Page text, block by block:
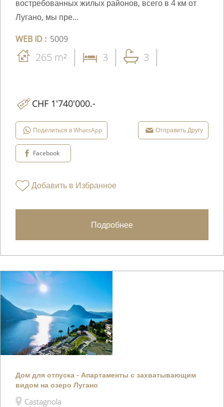
востребованных жилых районов, всего в 4 км от
Лугано, мы пре...
WEB ID : 5009
265 m² 3 3
CHF 1'740'000.-
Поделиться в WhatsApp Отправить Другу
Facebook
Добавить в Избранное
Подробнее
Дом для отпуска - Апартаменты с захватывающим
видом на озеро Лугано
Castagnola